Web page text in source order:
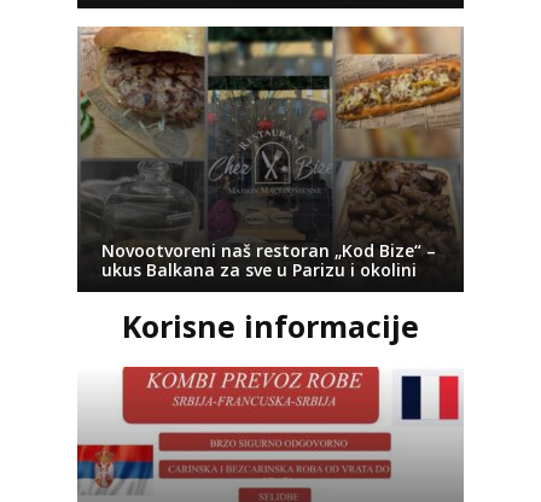
Novootvoreni naš restoran „Kod Bize“ –
ukus Balkana za sve u Parizu i okolini
Korisne informacije